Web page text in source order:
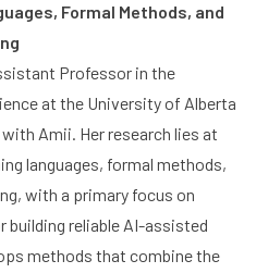
Formal Methods, and
Professor in the
at the University of Alberta
Amii. Her research lies at
languages, formal methods,
with a primary focus on
building reliable AI-assisted
methods that combine the